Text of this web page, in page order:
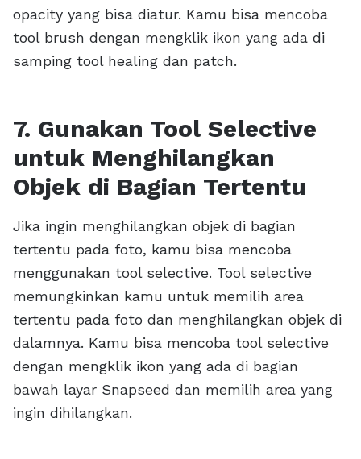
opacity yang bisa diatur. Kamu bisa mencoba
tool brush dengan mengklik ikon yang ada di
samping tool healing dan patch.
7. Gunakan Tool Selective
untuk Menghilangkan
Objek di Bagian Tertentu
Jika ingin menghilangkan objek di bagian
tertentu pada foto, kamu bisa mencoba
menggunakan tool selective. Tool selective
memungkinkan kamu untuk memilih area
tertentu pada foto dan menghilangkan objek di
dalamnya. Kamu bisa mencoba tool selective
dengan mengklik ikon yang ada di bagian
bawah layar Snapseed dan memilih area yang
ingin dihilangkan.